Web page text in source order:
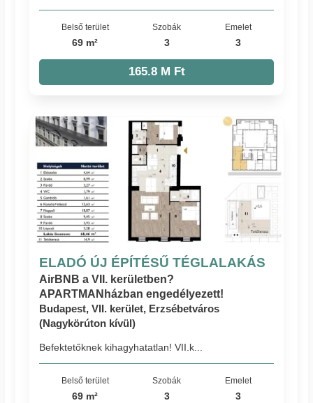
Belső terület
69 m²
Szobák
3
Emelet
3
165.8 M Ft
ELADÓ ÚJ ÉPÍTÉSŰ TÉGLALAKÁS
AirBNB a VII. kerületben?
APARTMANházban engedélyezett!
Budapest, VII. kerület, Erzsébetváros
(Nagykörúton kívül)
Befektetőknek kihagyhatatlan! VII.k...
Belső terület
69 m²
Szobák
3
Emelet
3